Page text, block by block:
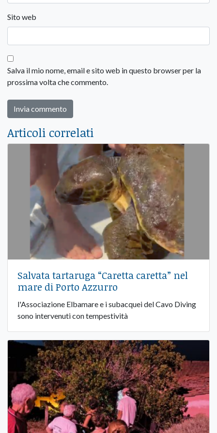
Sito web
Salva il mio nome, email e sito web in questo browser per la
prossima volta che commento.
Articoli correlati
Salvata tartaruga “Caretta caretta” nel
mare di Porto Azzurro
l'Associazione Elbamare e i subacquei del Cavo Diving
sono intervenuti con tempestività